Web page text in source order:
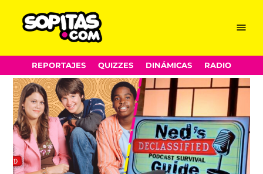
Skip
to
content
Menu
REPORTAJES QUIZZES DINÁMICAS RADIO